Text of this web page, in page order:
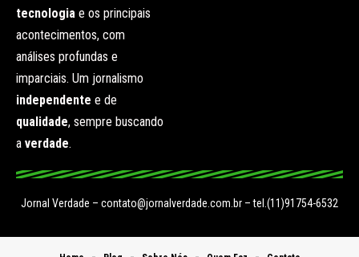
tecnologia e os principais
acontecimentos, com
análises profundas e
imparciais. Um jornalismo
independente e de
qualidade, sempre buscando
a verdade.
Jornal Verdade – contato@jornalverdade.com.br – tel.(11)91754-6532